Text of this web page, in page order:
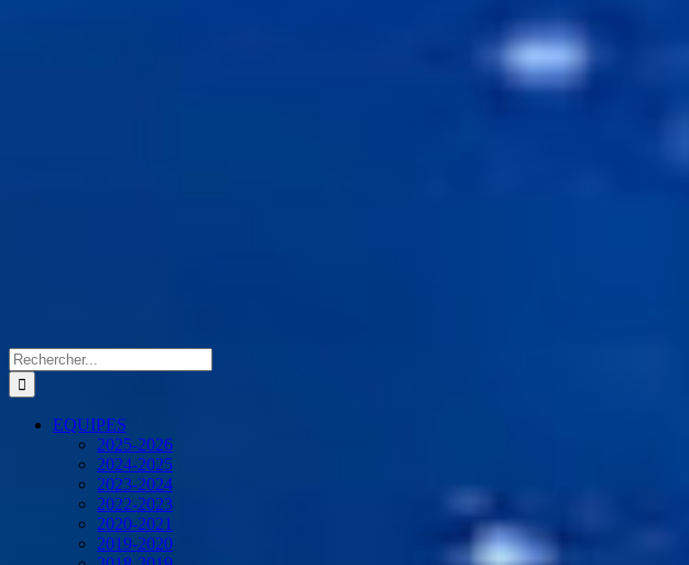
Rechercher:
EQUIPES
2025-2026
2024-2025
2023-2024
2022-2023
2020-2021
2019-2020